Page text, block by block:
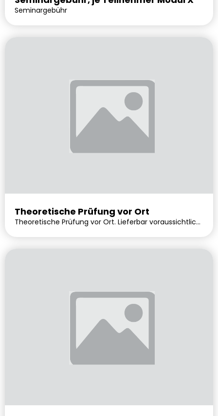
Seminargebühr
Theoretische Prüfung vor Ort
Theoretische Prüfung vor Ort. Lieferbar voraussichtlich